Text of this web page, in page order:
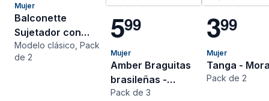
Mujer
Balconette
Sujetador con
relleno - Negro
Modelo clásico, Pack
de 2
599
Mujer
Amber Braguitas
brasileñas -
Morado
Pack de 3
399
Mujer
Tanga -
Pack de 2